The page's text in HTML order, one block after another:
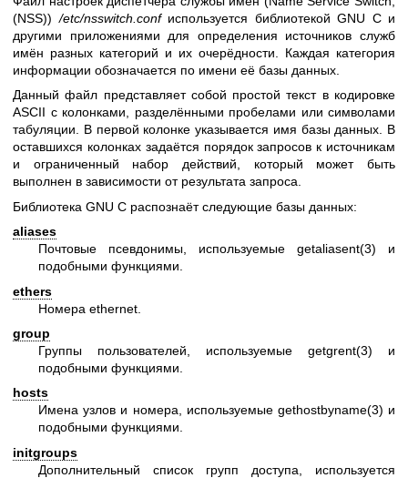
(NSS))/etc/nsswitch.confиспользуется библиотекой GNU C и
другими приложениями для определения источников служб
имён разных категорий и их очерёдности. Каждая категория
информации обозначается по имени её базы данных.
Данный файл представляет собой простой текст в кодировке
ASCII с колонками, разделёнными пробелами или символами
табуляции. В первой колонке указывается имя базы данных. В
оставшихся колонках задаётся порядок запросов к источникам
и ограниченный набор действий, который может быть
выполнен в зависимости от результата запроса.
Библиотека GNU C распознаёт следующие базы данных:
aliases
Почтовые псевдонимы, используемые getaliasent(3) и
подобными функциями.
ethers
Номера ethernet.
group
Группы пользователей, используемые getgrent(3) и
подобными функциями.
hosts
Имена узлов и номера, используемые gethostbyname(3) и
подобными функциями.
initgroups
Дополнительный список групп доступа, используется